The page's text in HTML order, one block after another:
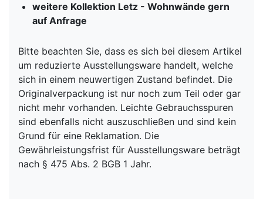
weitere Kollektion Letz - Wohnwände gern
auf Anfrage
Bitte beachten Sie, dass es sich bei diesem Artikel
um reduzierte Ausstellungsware handelt, welche
sich in einem neuwertigen Zustand befindet. Die
Originalverpackung ist nur noch zum Teil oder gar
nicht mehr vorhanden. Leichte Gebrauchsspuren
sind ebenfalls nicht auszuschließen und sind kein
Grund für eine Reklamation. Die
Gewährleistungsfrist für Ausstellungsware beträgt
nach § 475 Abs. 2 BGB 1 Jahr.